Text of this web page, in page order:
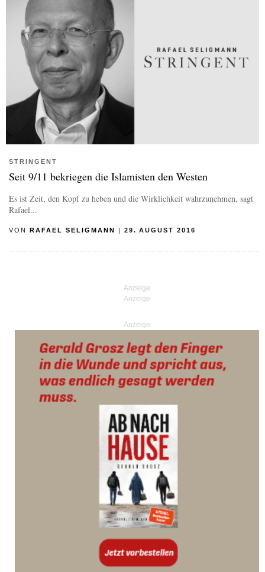
STRINGENT
Seit 9/11 bekriegen die Islamisten den Westen
Es ist Zeit, den Kopf zu heben und die Wirklichkeit wahrzunehmen, sagt
Rafael...
VON RAFAEL SELIGMANN | 29. AUGUST 2016
Anzeige